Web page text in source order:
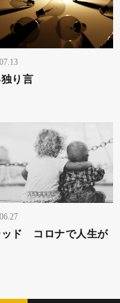
り言
ッド コロナで人生が